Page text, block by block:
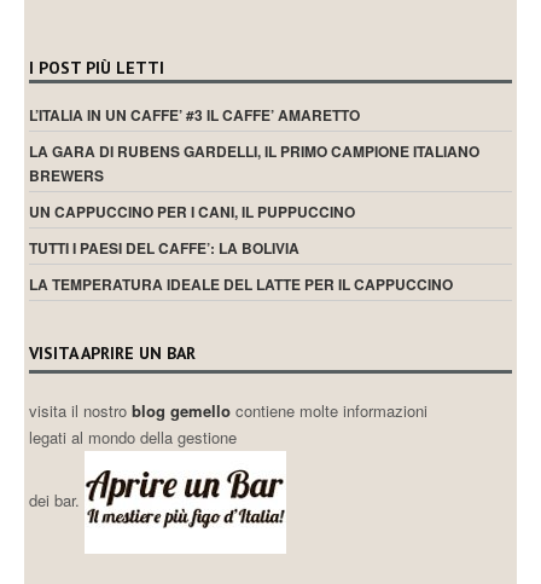
I POST PIÙ LETTI
L’ITALIA IN UN CAFFE’ #3 IL CAFFE’ AMARETTO
LA GARA DI RUBENS GARDELLI, IL PRIMO CAMPIONE ITALIANO
BREWERS
UN CAPPUCCINO PER I CANI, IL PUPPUCCINO
TUTTI I PAESI DEL CAFFE’: LA BOLIVIA
LA TEMPERATURA IDEALE DEL LATTE PER IL CAPPUCCINO
VISITA APRIRE UN BAR
visita il nostroblog gemellocontiene molte informazioni
legati al mondo della gestione
dei bar.